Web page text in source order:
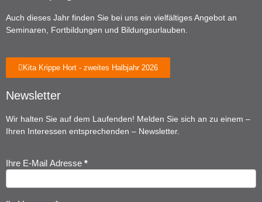
Auch dieses Jahr finden Sie bei uns ein vielfältiges Angebot an
Seminaren, Fortbildungen und Bildungsurlauben.
Kita Krippe Hort - zweites Halbjahr 2026
Newsletter
Wir halten Sie auf dem Laufenden! Melden Sie sich an zu einem –
Ihren Interessen entsprechenden – Newsletter.
Newsletter
Anmeldung
Ihre E-Mail Adresse *